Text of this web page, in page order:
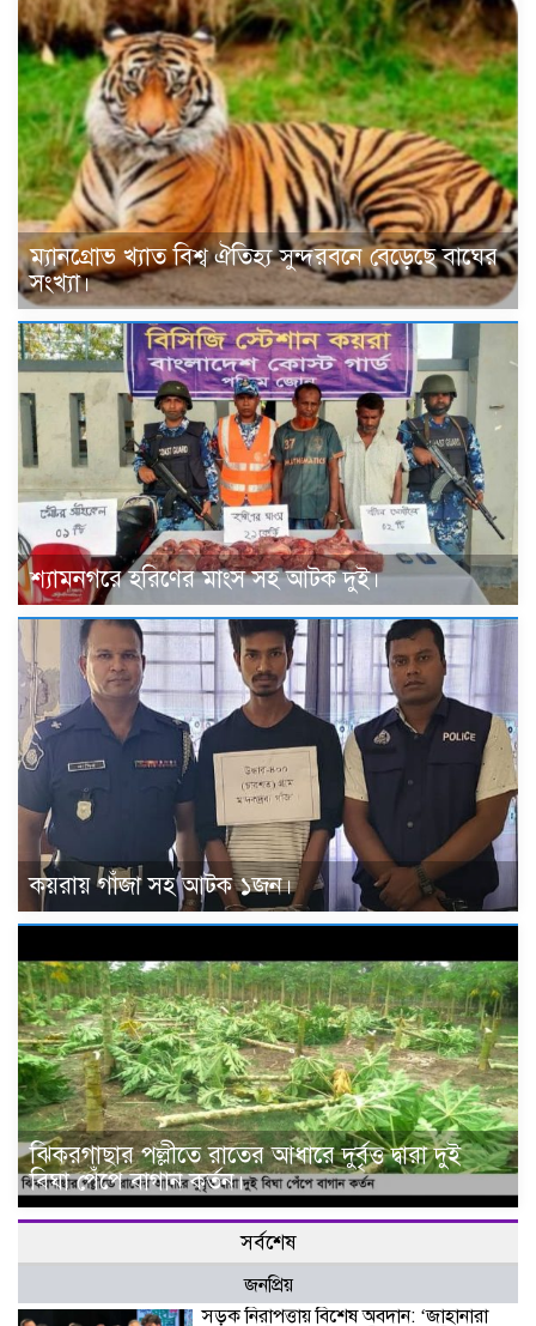
ম্যানগ্রোভ খ্যাত বিশ্ব ঐতিহ্য সুন্দরবনে বেড়েছে বাঘের
সংখ্যা।
শ্যামনগরে হরিণের মাংস সহ আটক দুই।
কয়রায় গাঁজা সহ আটক ১জন।
ঝিকরগাছার পল্লীতে রাতের আধারে দুর্বৃত্ত দ্বারা দুই
বিঘা পেঁপে বাগান কর্তন।
সর্বশেষ
জনপ্রিয়
সড়ক নিরাপত্তায় বিশেষ অবদান: ‘জাহানারা